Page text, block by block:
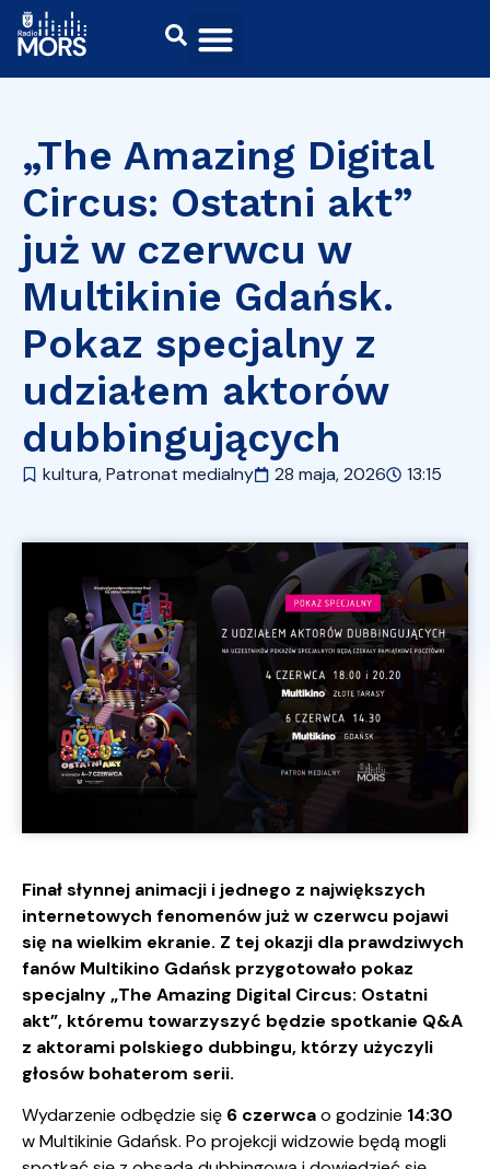
„The Amazing Digital
Circus: Ostatni akt”
już w czerwcu w
Multikinie Gdańsk.
Pokaz specjalny z
udziałem aktorów
dubbingujących
kultura,Patronat medialny 28 maja, 2026 13:15
Finał słynnej animacji i jednego z największych
internetowych fenomenów już w czerwcu pojawi
się na wielkim ekranie. Z tej okazji dla prawdziwych
fanów Multikino Gdańsk przygotowało pokaz
specjalny „The Amazing Digital Circus: Ostatni
akt”, któremu towarzyszyć będzie spotkanie Q&A
z aktorami polskiego dubbingu, którzy użyczyli
głosów bohaterom serii.
Wydarzenie odbędzie się 6 czerwcao godzinie 14:30
w Multikinie Gdańsk. Po projekcji widzowie będą mogli